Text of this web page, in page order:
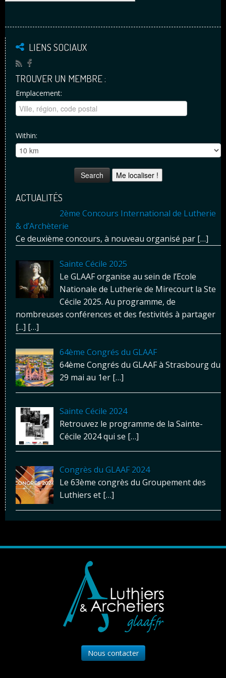
LIENS SOCIAUX
TROUVER UN MEMBRE :
Emplacement:
Within:
Me localiser !
ACTUALITÉS
2ème Concours International de Lutherie
& d’Archèterie
Ce deuxième concours, à nouveau organisé par […]
Sainte Cécile 2025
Le GLAAF organise au sein de l’Ecole
Nationale de Lutherie de Mirecourt la Ste
Cécile 2025. Au programme, de
nombreuses conférences et des festivités à partager
[...] […]
64ème Congrés du GLAAF
64ème Congrés du GLAAF à Strasbourg du
29 mai au 1er […]
Sainte Cécile 2024
Retrouvez le programme de la Sainte-
Cécile 2024 qui se […]
Congrès du GLAAF 2024
Le 63ème congrès du Groupement des
Luthiers et […]
Nous contacter